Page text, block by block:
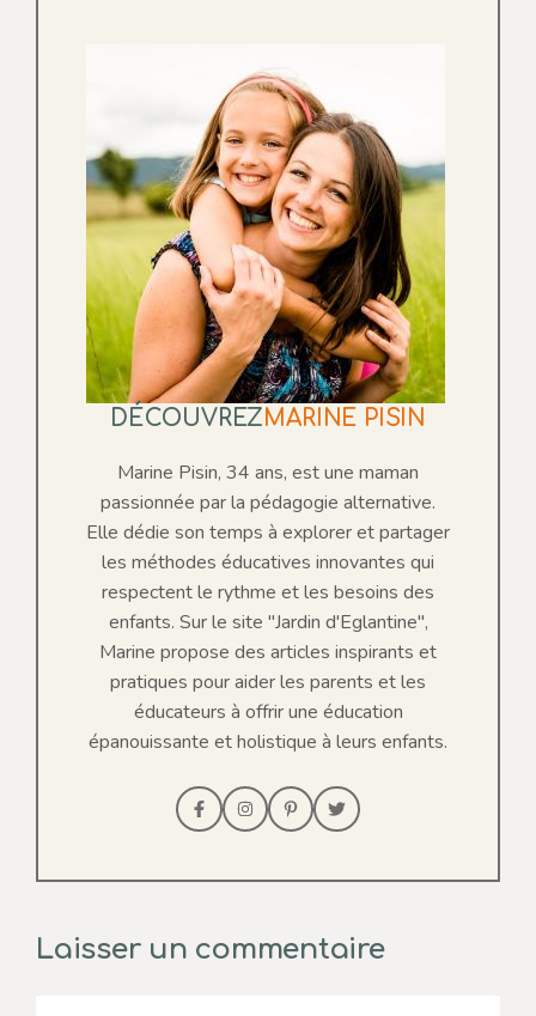
DÉCOUVREZMARINE PISIN
Marine Pisin, 34 ans, est une maman
passionnée par la pédagogie alternative.
Elle dédie son temps à explorer et partager
les méthodes éducatives innovantes qui
respectent le rythme et les besoins des
enfants. Sur le site "Jardin d'Eglantine",
Marine propose des articles inspirants et
pratiques pour aider les parents et les
éducateurs à offrir une éducation
épanouissante et holistique à leurs enfants.
Laisser un commentaire